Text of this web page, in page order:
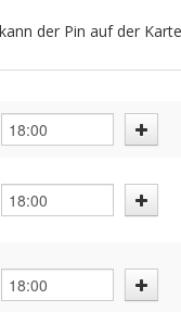
der Pin auf der